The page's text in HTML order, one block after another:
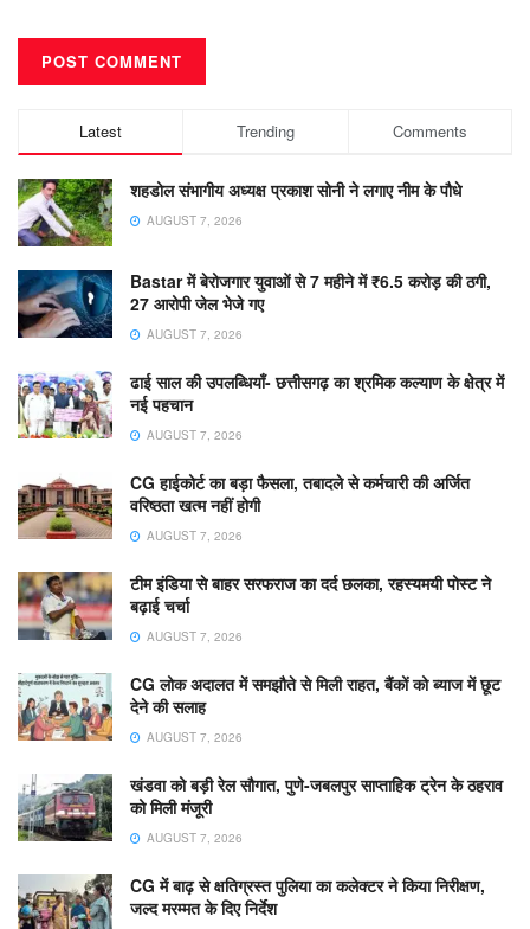
Latest Trending Comments
शहडोल संभागीय अध्यक्ष प्रकाश सोनी ने लगाए नीम के पौधे
AUGUST 7, 2026
Bastar में बेरोजगार युवाओं से 7 महीने में ₹6.5 करोड़ की ठगी,
27 आरोपी जेल भेजे गए
AUGUST 7, 2026
ढाई साल की उपलब्धियाँ- छत्तीसगढ़ का श्रमिक कल्याण के क्षेत्र में
नई पहचान
AUGUST 7, 2026
CG हाईकोर्ट का बड़ा फैसला, तबादले से कर्मचारी की अर्जित
वरिष्ठता खत्म नहीं होगी
AUGUST 7, 2026
टीम इंडिया से बाहर सरफराज का दर्द छलका, रहस्यमयी पोस्ट ने
बढ़ाई चर्चा
AUGUST 7, 2026
CG लोक अदालत में समझौते से मिली राहत, बैंकों को ब्याज में छूट
देने की सलाह
AUGUST 7, 2026
खंडवा को बड़ी रेल सौगात, पुणे-जबलपुर साप्ताहिक ट्रेन के ठहराव
को मिली मंजूरी
AUGUST 7, 2026
CG में बाढ़ से क्षतिग्रस्त पुलिया का कलेक्टर ने किया निरीक्षण,
जल्द मरम्मत के दिए निर्देश